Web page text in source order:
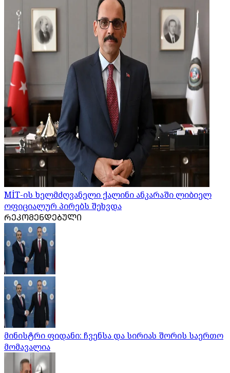
MİT-ის ხელმძღვანელი ქალინი ანკარაში ლიბიელ
ოფიციალურ პირებს შეხვდა
ᲠᲔᲙᲝᲛᲔᲜᲓᲔᲑᲣᲚᲘ
მინისტრი ფიდანი: ჩვენსა და სირიას შორის საერთო
მომავალია